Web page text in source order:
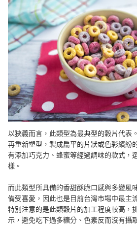
以狹義而言，此類型為最典型的穀片代表
再重新塑型，製成扁平的片狀或色彩繽紛
有添加巧克力、蜂蜜等經過調味的款式，
樣。
而此類型所具備的香甜酥脆口感與多變風
備受喜愛，因此也是目前台灣市場中最主
特別注意的是此類穀片的加工程度較高，
示，避免吃下過多糖分、色素反而沒有攝